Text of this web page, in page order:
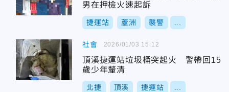
男在押檢火速起訴
捷運站 蘆洲 襲警
社會
頂溪捷運站垃圾桶突起火 警帶回15
歲少年釐清
北捷 頂溪 捷運站
2026/01/03 15:12